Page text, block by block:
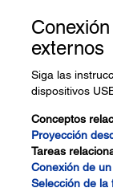
externos
Siga las
dispositivos
Conceptos
Proyección
Tareas
Conexión de
Selección de la